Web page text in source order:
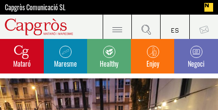
Capgròs Comunicació SL
Mataró Maresme Healthy Enjoy Negoci